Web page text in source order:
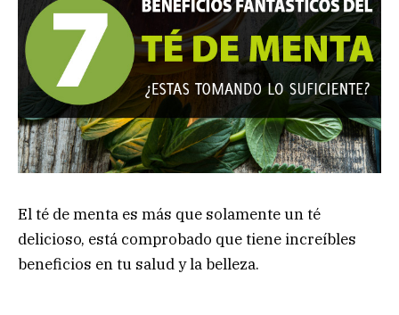
El té de menta es más que solamente un té
delicioso, está comprobado que tiene increíbles
beneficios en tu salud y la belleza.